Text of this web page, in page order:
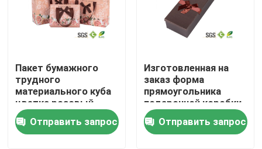
Косметические упаковывая коробки
изготовленные на заказ упаковывая коробки
Коробки упаковки подарка
Пакет бумажного
трудного
материального куба
цветка розовый
кладет бумажный
куб в коробку
Отправить запрос
Изготовленная на
заказ форма
прямоугольника
подарочной коробки
цветка сохранила
коробку цветка
упаковывая
Отправить запрос